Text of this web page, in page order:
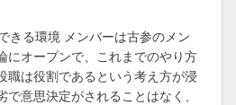
きる環境 メンバーは古参のメン
にオープンで、これまでのやり方
職は役割であるという考え方が浸
意思決定がされることはなく、